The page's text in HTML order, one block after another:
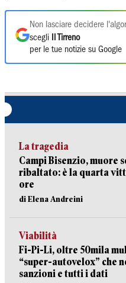
Non lasciare decidere
scegli
Il Tirreno
per le tue notizie su Google
La tragedia
Campi Bisenzio, muore
ribaltato: è la quarta
ore
di Elena Andreini
Viabilità
Fi-Pi-Li, oltre 50mila
“super-autovelox” che
sanzioni e tutti i dati